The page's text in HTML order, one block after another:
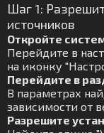
Шаг 1:
источников
Откройте
Перейдите в
на иконку
Перейдите в
В параметрах
зависимости от
Разрешите